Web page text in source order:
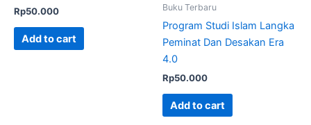
Rp50.000
Add to cart
Buku Terbaru
Program Studi Islam Langka
Peminat Dan Desakan Era
4.0
Rp50.000
Add to cart